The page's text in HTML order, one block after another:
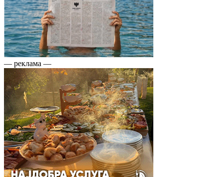
— реклама —